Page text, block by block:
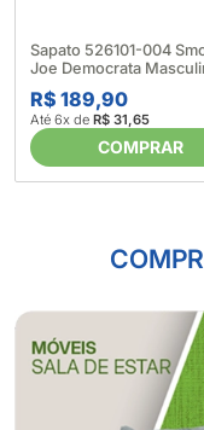
Sapato 526101-004
Joe Democrata
660180_Marrom
R$ 189,90
Até 6x de R$ 31,65
COMPRAR